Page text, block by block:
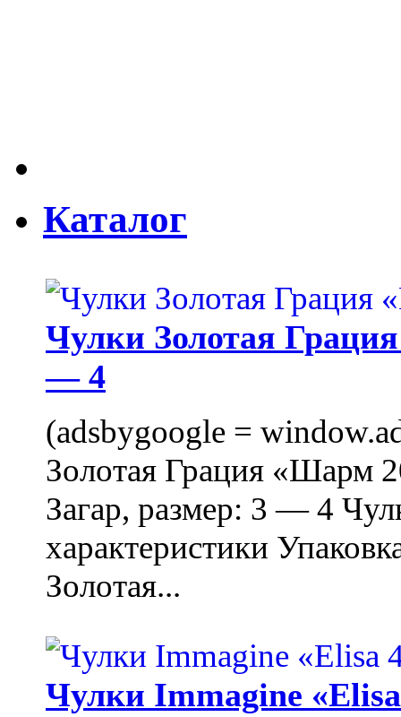
Каталог
Чулки Золотая
— 4
(adsbygoogle =
Золотая Грация «Шарм
Загар, размер: 3 — 4
характеристики
Золотая...
Чулки Immagine